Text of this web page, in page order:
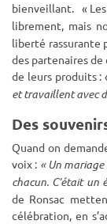
bienveillant. «
librement, mais
liberté rassurante
des partenaires
de leurs produits :
et travaillent avec
Des
Quand on
voix : « Un
chacun. C’était un
de Ronsac
célébration, en s’